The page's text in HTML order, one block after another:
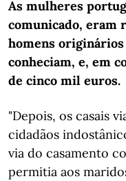
As mulheres
comunicado, eram
homens originários
conheciam, e, em
de cinco mil euros.
"Depois, os casais
cidadãos
via do casamento
permitia aos